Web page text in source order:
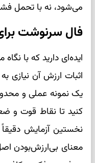
می‌شود، نه با تحمل
فال سرنوشت
ایده‌ای دارید که با
اثبات ارزش آن نیازی
یک نمونه عملی و
کنید تا نقاط قوت
نخستین آزمایش دقیقاً
معنای بی‌ارزش‌بودن